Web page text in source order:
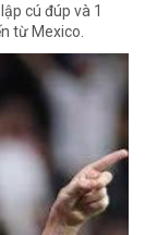
cú đúp và 1
từ Mexico.